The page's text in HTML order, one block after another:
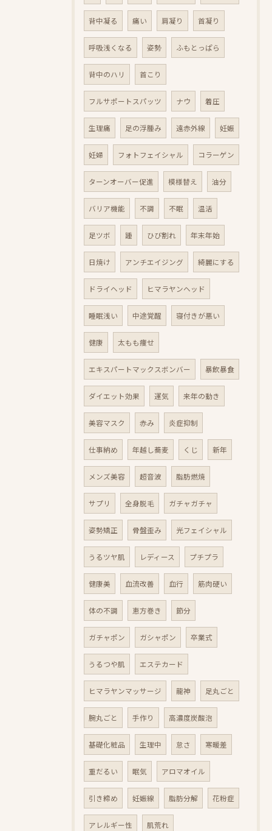
背中凝る 痛い 肩凝り 首凝り
呼吸浅くなる 姿勢 ふもとっぱら
背中のハリ 首こり
フルサポートスパッツ ナウ 着圧
生理痛 足の浮腫み 遠赤外線 妊娠
妊婦 フォトフェイシャル コラーゲン
ターンオーバー促進 模様替え 油分
バリア機能 不調 不眠 温活
足ツボ 踵 ひび割れ 年末年始
日焼け アンチエイジング 綺麗にする
ドライヘッド ヒマラヤンヘッド
睡眠浅い 中途覚醒 寝付きが悪い
健康 太もも痩せ
エキスパートマックスボンバー 暴飲暴食
ダイエット効果 運気 来年の動き
美容マスク 赤み 炎症抑制
仕事納め 年越し蕎麦 くじ 新年
メンズ美容 超音波 脂肪燃焼
サプリ 全身脱毛 ガチャガチャ
姿勢矯正 骨盤歪み 光フェイシャル
うるツヤ肌 レディース プチプラ
健康美 血流改善 血行 筋肉硬い
体の不調 恵方巻き 節分
ガチャポン ガシャポン 卒業式
うるつや肌 エステカード
ヒマラヤンマッサージ 龍神 足丸ごと
腕丸ごと 手作り 高濃度炭酸泡
基礎化粧品 生理中 怠さ 寒暖差
重だるい 眠気 アロマオイル
引き締め 妊娠線 脂肪分解 花粉症
アレルギー性 肌荒れ